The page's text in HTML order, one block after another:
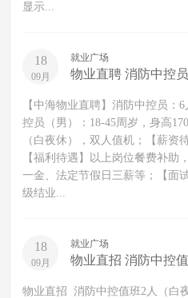
显示...
18
09月
就业广场
物业直聘 消防中控员
【中海物业直聘】消防中控员：
控员（男）：18-45周岁，身高
（白夜休），双人值机；【薪资
【福利待遇】以上岗位餐费补助
一金、法定节假日三薪等；【面
级结业...
18
09月
就业广场
物业直招 消防中控
物业直招 消防中控值班2人（白